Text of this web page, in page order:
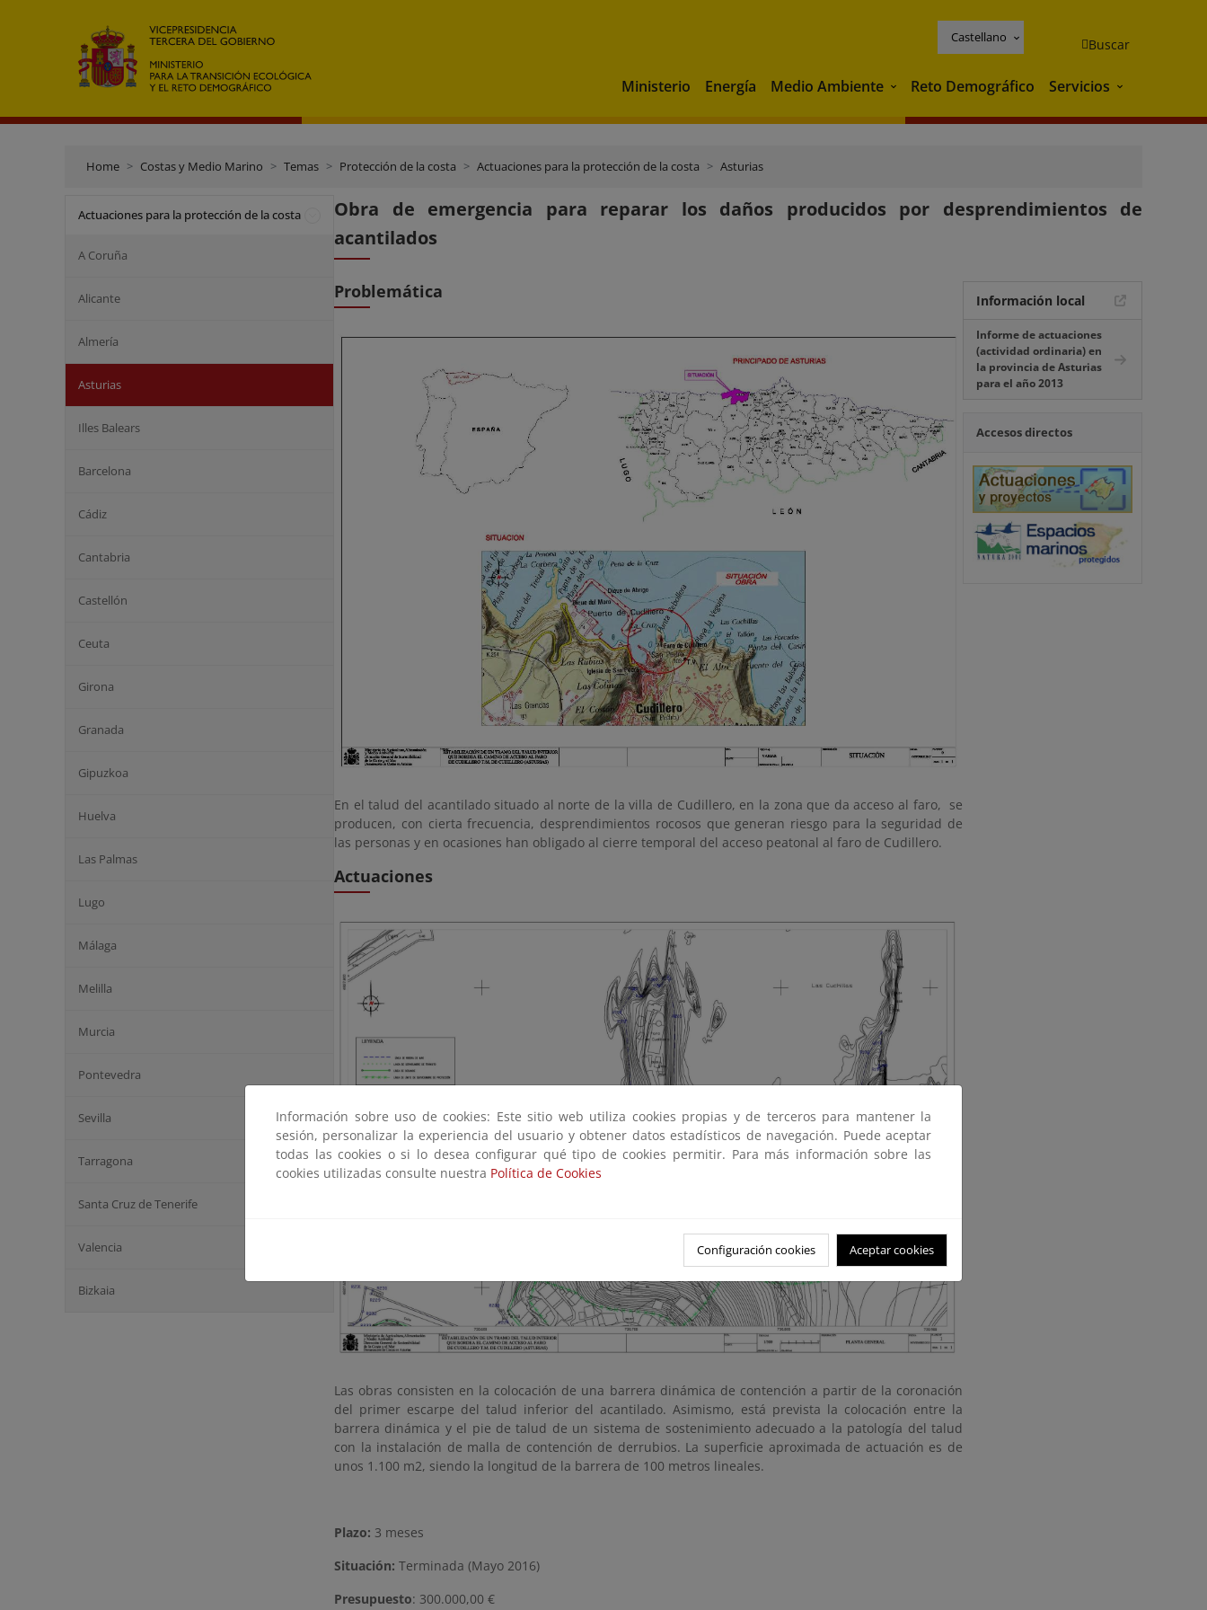
Castellano Buscar
Ministerio Energía Medio Ambiente Medio Ambiente
Reto Demográfico Servicios Servicios
Home Costas y Medio Marino Temas Protección de la costa Actuaciones para la protección de la costa Asturias
Actuaciones para la protección de la costa
A Coruña
Alicante
Almería
Asturias
Illes Balears
Barcelona
Cádiz
Cantabria
Castellón
Ceuta
Girona
Granada
Gipuzkoa
Huelva
Las Palmas
Lugo
Málaga
Melilla
Murcia
Pontevedra
Sevilla
Tarragona
Santa Cruz de Tenerife
Valencia
Bizkaia
Obra de emergencia para reparar los daños producidos por desprendimientos de
acantilados
Problemática
En el talud del acantilado situado al norte de la villa de Cudillero, en la zona que da acceso al faro, se
producen, con cierta frecuencia, desprendimientos rocosos que generan riesgo para la seguridad de
las personas y en ocasiones han obligado al cierre temporal del acceso peatonal al faro de Cudillero.
Actuaciones
Las obras consisten en la colocación de una barrera dinámica de contención a partir de la coronación
del primer escarpe del talud inferior del acantilado. Asimismo, está prevista la colocación entre la
barrera dinámica y el pie de talud de un sistema de sostenimiento adecuado a la patología del talud
con la instalación de malla de contención de derrubios. La superficie aproximada de actuación es de
unos 1.100 m2, siendo la longitud de la barrera de 100 metros lineales.
Plazo: 3 meses
Situación: Terminada (Mayo 2016)
Presupuesto: 300.000,00 €
Información local
Informe de actuaciones
(actividad ordinaria) en
la provincia de Asturias
para el año 2013
Accesos directos
Información sobre uso de cookies: Este sitio web utiliza cookies propias y de terceros para mantener la
sesión, personalizar la experiencia del usuario y obtener datos estadísticos de navegación. Puede aceptar
todas las cookies o si lo desea configurar qué tipo de cookies permitir. Para más información sobre las
cookies utilizadas consulte nuestra Política de Cookies
Configuración cookies Aceptar cookies